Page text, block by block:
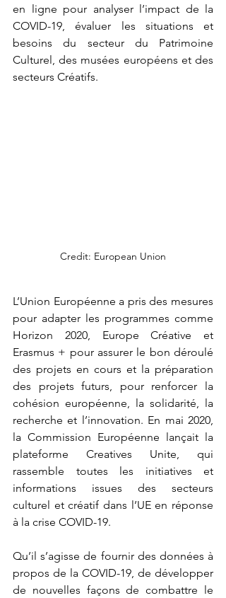
en ligne pour analyser l’impact de la
COVID-19, évaluer les situations et
besoins du secteur du Patrimoine
Culturel, des musées européens et des
secteurs Créatifs.
Credit: European Union
L’Union Européenne a pris des mesures
pour adapter les programmes comme
Horizon 2020, Europe Créative et
Erasmus + pour assurer le bon déroulé
des projets en cours et la préparation
des projets futurs, pour renforcer la
cohésion européenne, la solidarité, la
recherche et l’innovation. En mai 2020,
la Commission Européenne lançait la
plateforme Creatives Unite, qui
rassemble toutes les initiatives et
informations issues des secteurs
culturel et créatif dans l’UE en réponse
à la crise COVID-19.
Qu’il s’agisse de fournir des données à
propos de la COVID-19, de développer
de nouvelles façons de combattre le